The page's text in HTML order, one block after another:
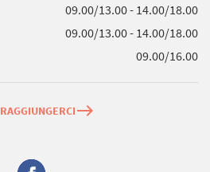
09.00/13.00 - 14.00/18.00
09.00/13.00 - 14.00/18.00
09.00/16.00
east